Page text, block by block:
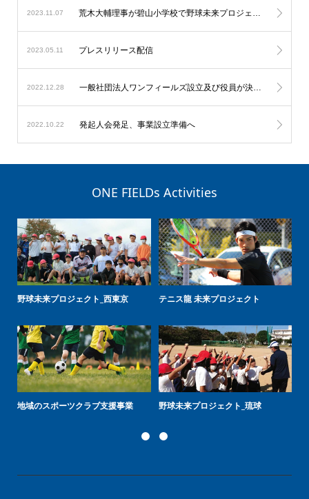
2023.11.07
2023.05.11 プレスリリース配信
2022.12.28 一般社団法人ワンフィールズ設立及び役員が決定しました。
2022.10.22 発起人会発足、事業設立準備へ
ONE FIELDs Activities
野球未来プロジェクト_西東京 テニス龍 未来プロジェクト
地域のスポーツクラブ支援事業 野球未来プロジェクト_琉球